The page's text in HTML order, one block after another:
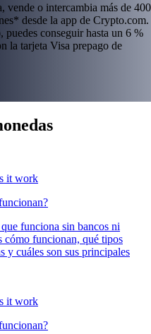
vende o intercambia más de 400
desde la app de Crypto.com.
conseguir hasta un 6 %
la tarjeta Visa prepago de
funciona sin bancos ni
cómo funcionan, qué tipos
y cuáles son sus principales